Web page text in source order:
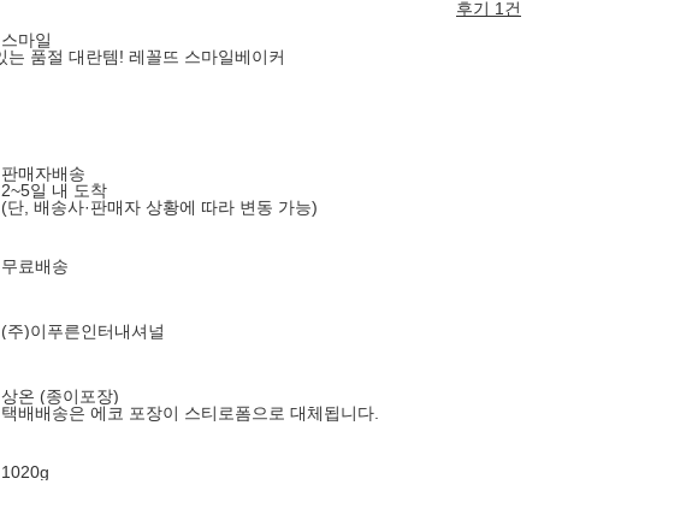
후기 1건
마일
는 품절 대란템! 레꼴뜨 스마일베이커
판매자배송
2~5일 내 도착
(단, 배송사·판매자 상황에 따라 변동 가능)
무료배송
(주)이푸른인터내셔널
상온 (종이포장)
택배배송은 에코 포장이 스티로폼으로 대체됩니다.
1020g